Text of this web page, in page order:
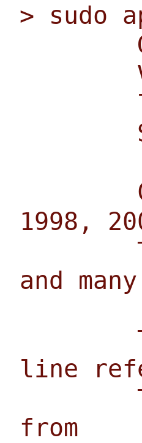
> sudo
G N
last
1998,
and
Type
line
The
from